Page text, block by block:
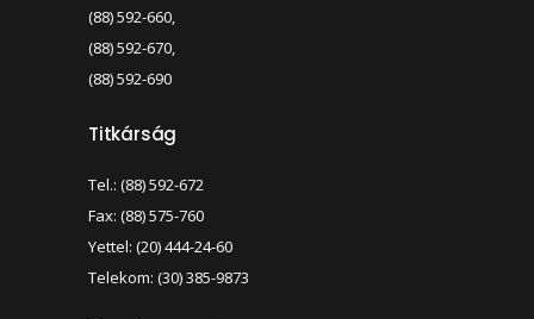
(88) 592-660,
(88) 592-670,
(88) 592-690
Titkárság
Tel.: (88) 592-672
Fax: (88) 575-760
Yettel: (20) 444-24-60
Telekom: (30) 385-9873